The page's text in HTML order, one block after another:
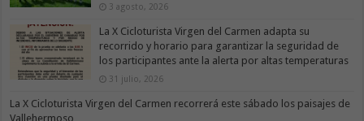
3 agosto, 2026
La X Cicloturista Virgen del Carmen adapta su
recorrido y horario para garantizar la seguridad de
los participantes ante la alerta por altas temperaturas
31 julio, 2026
La X Cicloturista Virgen del Carmen recorrerá este sábado los paisajes de
Vallehermoso